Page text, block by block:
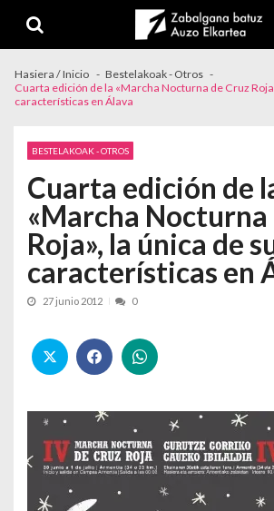
Hasiera / Inicio
Bestelakoak - Otros
Cuarta edición de la «Marcha Nocturna de Cruz
características en Álava
BESTELAKOAK - OTROS
Cuarta edición de
«Marcha Nocturna
Roja», la única de
características en
27 junio 2012 0